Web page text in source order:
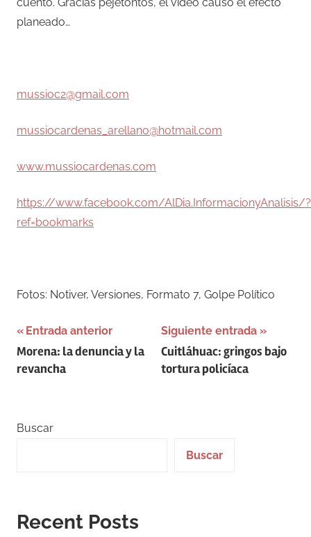
planeado…
mussioc2@gmail.com
mussiocardenas_arellano@hotmail.com
www.mussiocardenas.com
https://www.facebook.com/AlDia.InformacionyAnalisis/?
ref=bookmarks
Fotos: Notiver, Versiones, Formato 7, Golpe Político
Navegación
de
Entrada anterior
Morena: la denuncia y la
revancha
Siguiente entrada
Cuitláhuac: gringos bajo
tortura policíaca
Buscar
Buscar
Recent Posts